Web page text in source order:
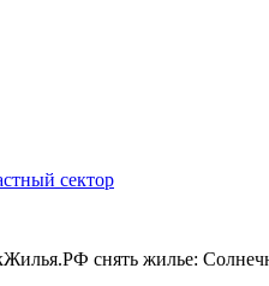
сектор
снять жилье: